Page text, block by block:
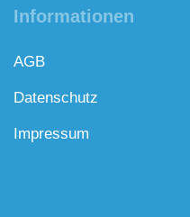
Informationen
AGB
Datenschutz
Impressum